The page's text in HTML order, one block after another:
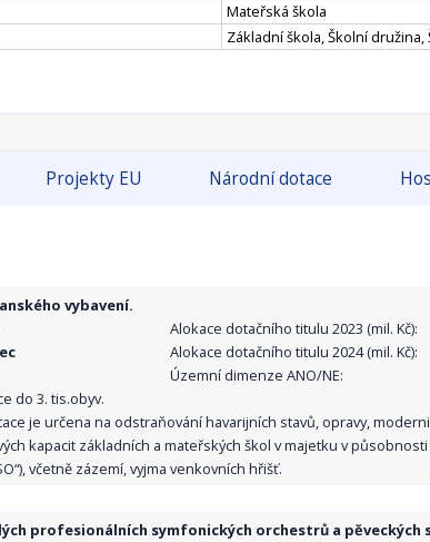
Mateřská škola
Základní škola, Školní družina,
Projekty EU Národní dotace
vybavení.
Alokace dotačního titulu 2023 (mil. Kč):
Alokace dotačního titulu 2024 (mil. Kč):
Územní dimenze ANO/NE:
do 3. tis.obyv.
je určena na odstraňování havarijních stavů, opravy,
kapacit základních a mateřských škol v majetku v
včetně zázemí, vyjma venkovních hřišť.
profesionálních symfonických orchestrů a pěveckých